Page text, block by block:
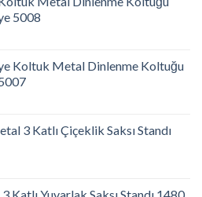
5008
Koltuk Metal Dinlenme Koltuğu
3 Katlı Çiçeklik Saksı Standı